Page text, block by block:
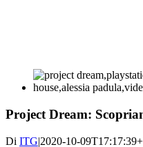
Project Dream:
Di ITG|2020-10-